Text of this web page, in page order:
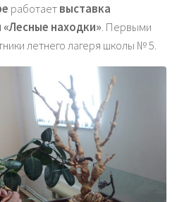
работаетвыставка
находки». Первыми
летнего лагеря школы № 5.